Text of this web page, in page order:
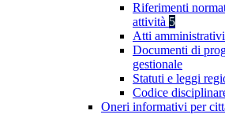
Riferimenti
attività 5
Atti
Documenti di
gestionale
Statuti e leggi
Codice
Oneri informativi per